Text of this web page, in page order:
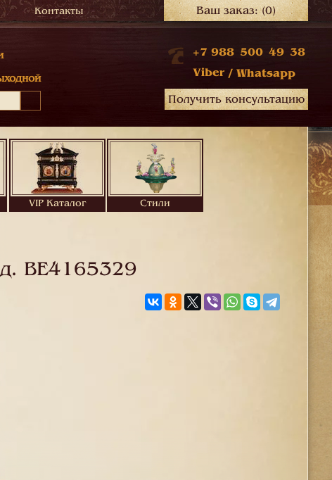
Контакты Ваш заказ:(0)
+7 988 500 49 38
Viber / Whatsapp
Получить консультацию
VIP Каталог Стили
BE4165329